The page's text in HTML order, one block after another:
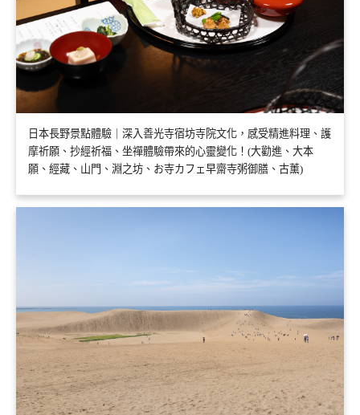
日本長野景點體驗｜深入善光寺宿坊寺院文化，感受精進料理、護
摩祈願、抄經祈福、坐禪體驗帶來的心靈變化！(大勸進、大本
願、經藏、山門、淵之坊、お寺カフェ早齋寺粥御膳、古薰)